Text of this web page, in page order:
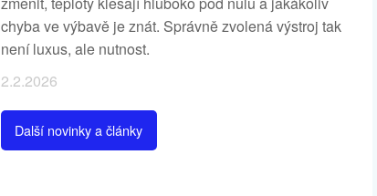
chyba ve výbavě je znát. Správně zvolená výstroj tak
není luxus, ale nutnost.
2.2.2026
Další novinky a články